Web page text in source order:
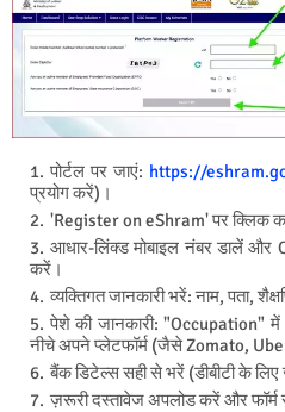
पोर्टल पर जाएं: https://
प्रयोग करें)।
'Register on eShram' पर क्लिक
आधार-लिंक्ड मोबाइल नंबर डालें
करें।
व्यक्तिगत जानकारी भरें: नाम, पता,
पेशे की जानकारी: "Occupation"
नीचे अपने प्लेटफॉर्म (जैसे Zomato,
बैंक डिटेल्स सही से भरें (डीबीटी के
ज़रूरी दस्तावेज अपलोड करें और फॉर्म